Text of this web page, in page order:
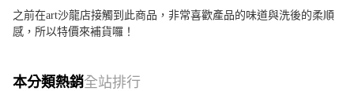
之前在art沙龍店接觸到此商品，非常喜歡產品的味道與洗後的柔順
感，所以特價來補貨囉！
本分類熱銷全站排行